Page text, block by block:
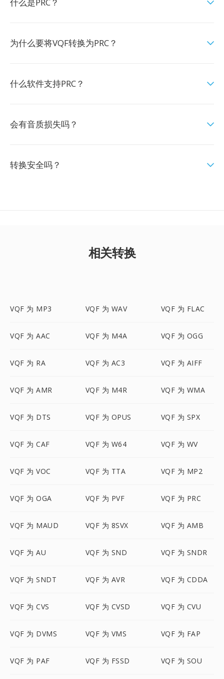
为什么要将VQF转换为PRC？
什么软件支持PRC？
会有音质损失吗？
转换安全吗？
相关转换
VQF 为 MP3 VQF 为 WAV VQF 为 FLAC
VQF 为 AAC VQF 为 M4A VQF 为 OGG
VQF 为 RA VQF 为 AC3 VQF 为 AIFF
VQF 为 AMR VQF 为 M4R VQF 为 WMA
VQF 为 DTS VQF 为 OPUS VQF 为 SPX
VQF 为 CAF VQF 为 W64 VQF 为 WV
VQF 为 VOC VQF 为 TTA VQF 为 MP2
VQF 为 OGA VQF 为 PVF VQF 为 PRC
VQF 为 MAUD VQF 为 8SVX VQF 为 AMB
VQF 为 AU VQF 为 SND VQF 为 SNDR
VQF 为 SNDT VQF 为 AVR VQF 为 CDDA
VQF 为 CVS VQF 为 CVSD VQF 为 CVU
VQF 为 DVMS VQF 为 VMS VQF 为 FAP
VQF 为 PAF VQF 为 FSSD VQF 为 SOU